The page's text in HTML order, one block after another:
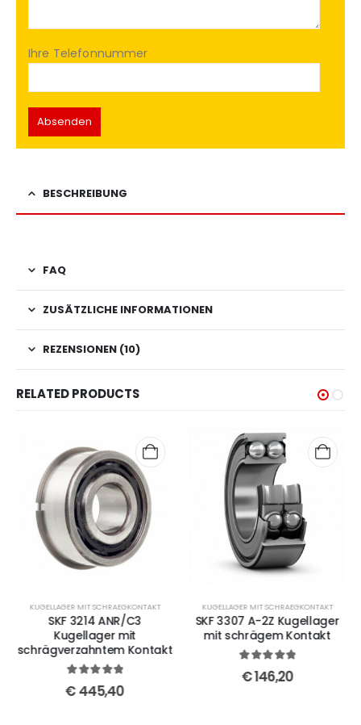
Ihre Telefonnummer
BESCHREIBUNG
FAQ
ZUSÄTZLICHE INFORMATIONEN
REZENSIONEN (10)
RELATED PRODUCTS
KUGELLAGER MIT SCHRAEGKONTAKT
SKF 3214 ANR/C3
Kugellager mit
schrägverzahntem Kontakt
out of 5
€445,40
KUGELLAGER MIT SCHRAEGKONTAKT
SKF 3307 A-2Z Kugellager
mit schrägem Kontakt
out of 5
€146,20